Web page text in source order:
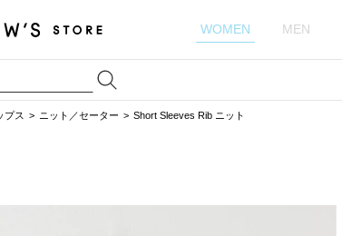
WOMEN MEN
プス ニット／セーター Short Sleeves Rib ニット